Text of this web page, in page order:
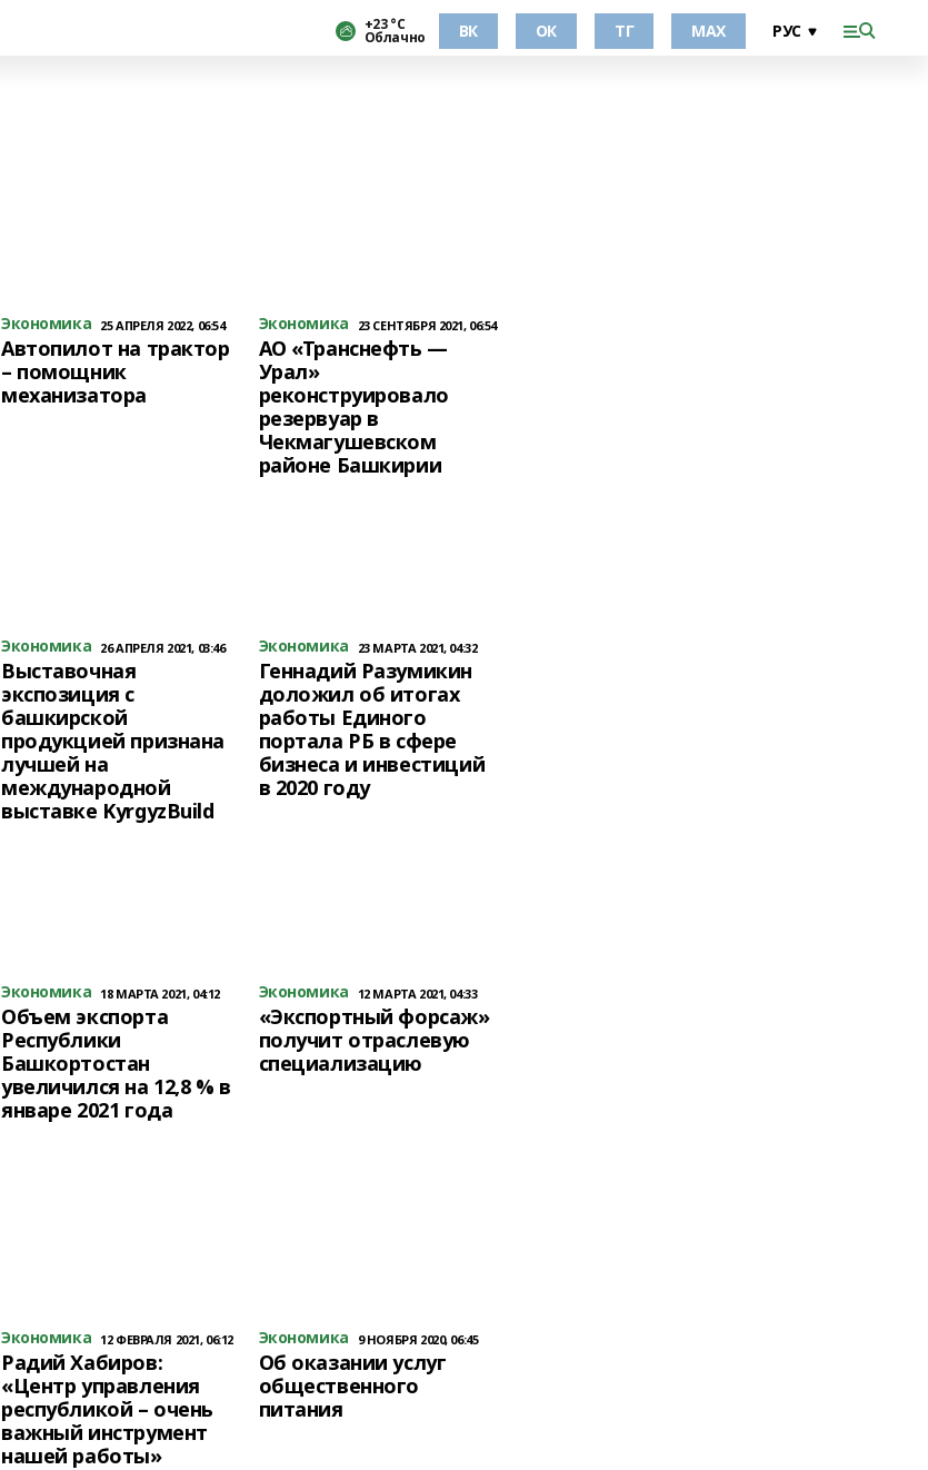
+23 °С
Облачно ВК ОК ТГ МАХ
Экономика 25 АПРЕЛЯ 2022, 06:54
Автопилот на трактор
– помощник
механизатора
Экономика 23 СЕНТЯБРЯ 2021, 06:54
АО «Транснефть —
Урал»
реконструировало
резервуар в
Чекмагушевском
районе Башкирии
Экономика 26 АПРЕЛЯ 2021, 03:46
Выставочная
экспозиция с
башкирской
продукцией признана
лучшей на
международной
выставке KyrgyzBuild
Экономика 23 МАРТА 2021, 04:32
Геннадий Разумикин
доложил об итогах
работы Единого
портала РБ в сфере
бизнеса и инвестиций
в 2020 году
Экономика 18 МАРТА 2021, 04:12
Объем экспорта
Республики
Башкортостан
увеличился на 12,8 % в
январе 2021 года
Экономика 12 МАРТА 2021, 04:33
«Экспортный форсаж»
получит отраслевую
специализацию
Экономика 12 ФЕВРАЛЯ 2021, 06:12
Радий Хабиров:
«Центр управления
республикой – очень
важный инструмент
нашей работы»
Экономика 9 НОЯБРЯ 2020, 06:45
Об оказании услуг
общественного
питания